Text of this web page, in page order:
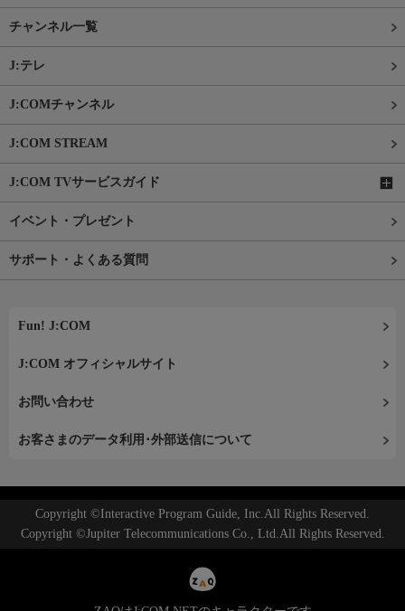
チャンネル一覧
J:テレ
J:COMチャンネル
J:COM STREAM
J:COM TVサービスガイド
イベント・プレゼント
サポート・よくある質問
Fun! J:COM
J:COM オフィシャルサイト
お問い合わせ
お客さまのデータ利用･外部送信について
Copyright ©Interactive Program Guide, Inc.All Rights Reserved.
Copyright ©Jupiter Telecommunications Co., Ltd.All Rights Reserved.